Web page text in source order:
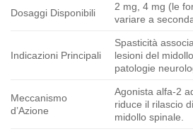
Dosaggi Disponibili
2 mg, 4 mg (le
variare a
Indicazioni Principali
Spasticità
lesioni del
patologie
Meccanismo
d’Azione
Agonista alfa-2
riduce il rilascio
midollo spinale.